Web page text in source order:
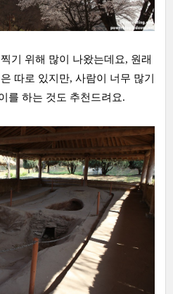
기 위해 많이 나왔는데요, 원래
따로 있지만, 사람이 너무 많기
를 하는 것도 추천드려요.